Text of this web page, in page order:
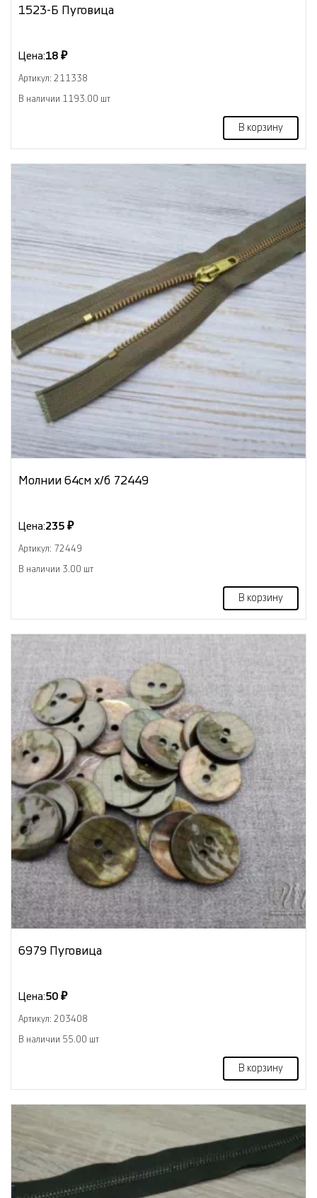
1523-Б Пуговица
Цена:18 ₽
Артикул: 211338
В наличии 1193.00 шт
В корзину
Молнии 64см х/б 72449
Цена:235 ₽
Артикул: 72449
В наличии 3.00 шт
В корзину
6979 Пуговица
Цена:50 ₽
Артикул: 203408
В наличии 55.00 шт
В корзину